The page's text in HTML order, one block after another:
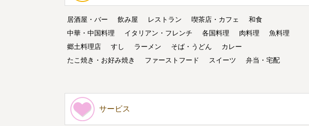
居酒屋・バー 飲み屋 レストラン 喫茶店・カフェ
和食
中華・中国料理
イタリアン・フレンチ 各国料理 肉料理
魚料理
郷土料理店
すし ラーメン そば・うどん
カレー
たこ焼き・お好み焼き
ファーストフード スイーツ 弁当・宅配
サービス